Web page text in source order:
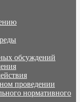
обсуждений
проведении
нормативного